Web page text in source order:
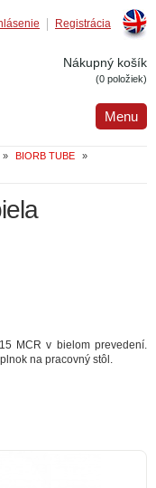
Registrácia
Nákupný košík
(0 položiek)
Menu
» BIORB TUBE
»
MCR v bielom prevedení.
na pracovný stôl.